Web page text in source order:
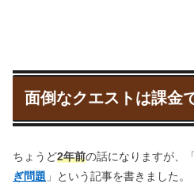
面倒なクエストは課金
ちょうど2年前の話になりますが、「
ぎ問題 」という記事を書きました。